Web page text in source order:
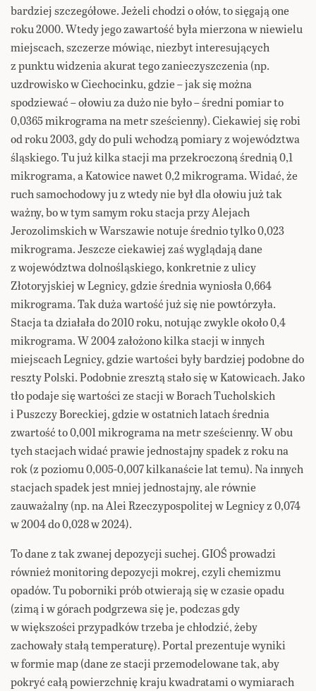
bardziej szczegółowe. Jeżeli chodzi o ołów, to sięgają one
roku 2000. Wtedy jego zawartość była mierzona w niewielu
miejscach, szczerze mówiąc, niezbyt interesujących
z punktu widzenia akurat tego zanieczyszczenia (np.
uzdrowisko w Ciechocinku, gdzie – jak się można
spodziewać – ołowiu za dużo nie było – średni pomiar to
0,0365 mikrograma na metr sześcienny). Ciekawiej się robi
od roku 2003, gdy do puli wchodzą pomiary z województwa
śląskiego. Tu już kilka stacji ma przekroczoną średnią 0,1
mikrograma, a Katowice nawet 0,2 mikrograma. Widać, że
ruch samochodowy ju z wtedy nie był dla ołowiu już tak
ważny, bo w tym samym roku stacja przy Alejach
Jerozolimskich w Warszawie notuje średnio tylko 0,023
mikrograma. Jeszcze ciekawiej zaś wyglądają dane
z województwa dolnośląskiego, konkretnie z ulicy
Złotoryjskiej w Legnicy, gdzie średnia wyniosła 0,664
mikrograma. Tak duża wartość już się nie powtórzyła.
Stacja ta działała do 2010 roku, notując zwykle około 0,4
mikrograma. W 2004 założono kilka stacji w innych
miejscach Legnicy, gdzie wartości były bardziej podobne do
reszty Polski. Podobnie zresztą stało się w Katowicach. Jako
tło podaje się wartości ze stacji w Borach Tucholskich
i Puszczy Boreckiej, gdzie w ostatnich latach średnia
zwartość to 0,001 mikrograma na metr sześcienny. W obu
tych stacjach widać prawie jednostajny spadek z roku na
rok (z poziomu 0,005-0,007 kilkanaście lat temu). Na innych
stacjach spadek jest mniej jednostajny, ale równie
zauważalny (np. na Alei Rzeczypospolitej w Legnicy z 0,074
w 2004 do 0,028 w 2024).
To dane z tak zwanej depozycji suchej. GIOŚ prowadzi
również monitoring depozycji mokrej, czyli chemizmu
opadów. Tu poborniki prób otwierają się w czasie opadu
(zimą i w górach podgrzewa się je, podczas gdy
w większości przypadków trzeba je chłodzić, żeby
zachowały stałą temperaturę). Portal prezentuje wyniki
w formie map (dane ze stacji przemodelowane tak, aby
pokryć całą powierzchnię kraju kwadratami o wymiarach